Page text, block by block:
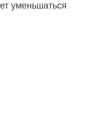
уменьшаться